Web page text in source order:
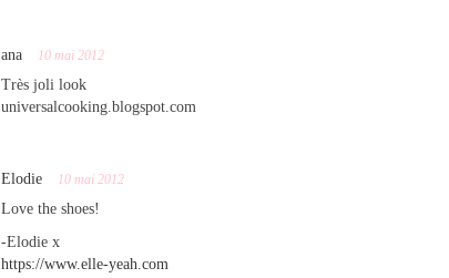
ana 10 mai 2012
Très joli look
universalcooking.blogspot.com
Elodie 10 mai 2012
Love the shoes!
-Elodie x
https://www.elle-yeah.com